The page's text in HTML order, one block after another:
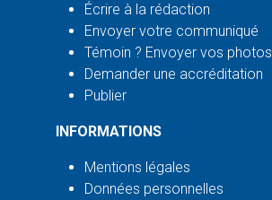
Écrire à la rédaction
Envoyer votre communiqué
Témoin ? Envoyer vos photos
Demander une accréditation
Publier
INFORMATIONS
Mentions légales
Données personnelles